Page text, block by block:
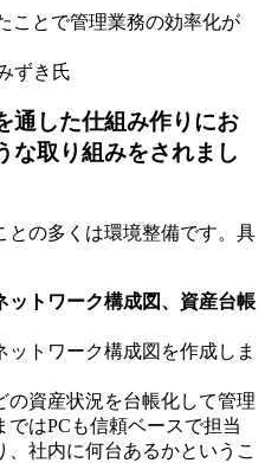
ことで管理業務の効率化が
ずき氏
した仕組み作りにお
な取り組みをされまし
との多くは環境整備です。具
ットワーク構成図、資産台帳
トワーク構成図を作成しま
の資産状況を台帳化して管理
はPCも信頼ベースで担当
社内に何台あるかというこ